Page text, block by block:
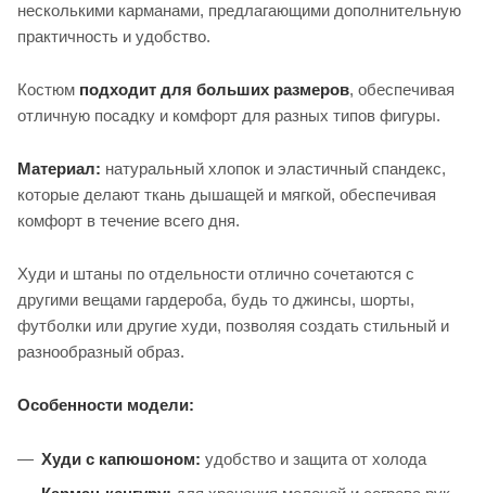
несколькими карманами, предлагающими дополнительную
практичность и удобство.
Костюм подходит для больших размеров, обеспечивая
отличную посадку и комфорт для разных типов фигуры.
Материал: натуральный хлопок и эластичный спандекс,
которые делают ткань дышащей и мягкой, обеспечивая
комфорт в течение всего дня.
Худи и штаны по отдельности отлично сочетаются с
другими вещами гардероба, будь то джинсы, шорты,
футболки или другие худи, позволяя создать стильный и
разнообразный образ.
Особенности модели:
Худи с капюшоном: удобство и защита от холода